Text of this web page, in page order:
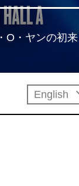
O・ヤンの初来
English